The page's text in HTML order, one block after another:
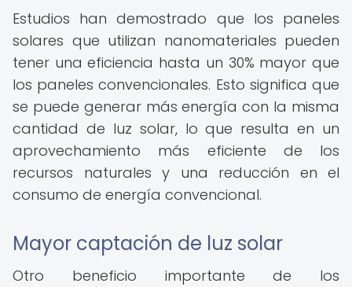
Estudios han demostrado que los paneles
solares que utilizan nanomateriales pueden
tener una eficiencia hasta un 30% mayor que
los paneles convencionales. Esto significa que
se puede generar más energía con la misma
cantidad de luz solar, lo que resulta en un
aprovechamiento más eficiente de los
recursos naturales y una reducción en el
consumo de energía convencional.
Mayor captación de luz solar
Otro beneficio importante de los